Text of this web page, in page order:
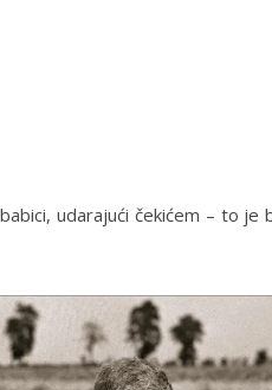
udarajući čekićem – to je